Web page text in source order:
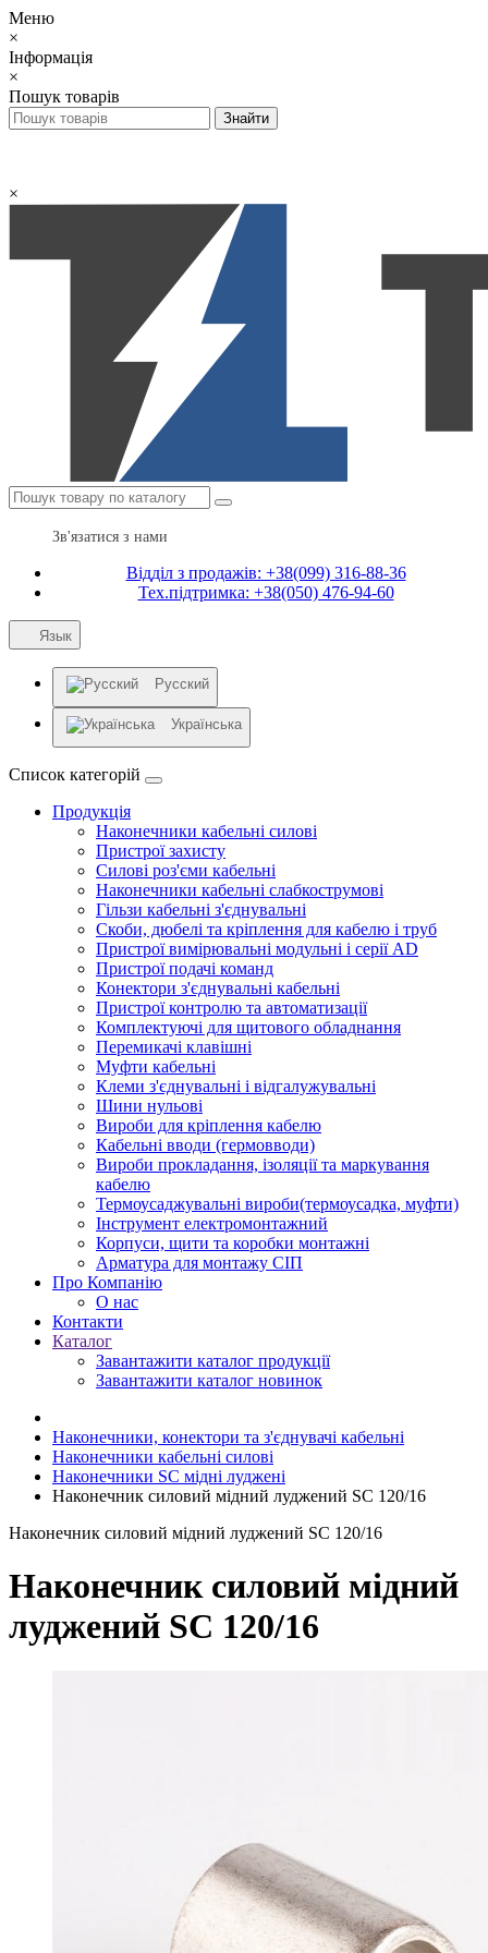
Меню
×
Інформація
×
Пошук товарів
×
Зв'язатися з нами
Відділ з продажів: +38(099) 316-88-36
Тех.підтримка: +38(050) 476-94-60
Язык
Русский
Українська
Список категорій
Продукція
Наконечники кабельні силові
Пристрої захисту
Силові роз'єми кабельні
Наконечники кабельні слабкострумові
Гільзи кабельні з'єднувальні
Скоби, дюбелі та кріплення для кабелю і труб
Пристрої вимірювальні модульні і серії AD
Пристрої подачі команд
Конектори з'єднувальні кабельні
Пристрої контролю та автоматизації
Комплектуючі для щитового обладнання
Перемикачі клавішні
Муфти кабельні
Клеми з'єднувальні і відгалужувальні
Шини нульові
Вироби для кріплення кабелю
Кабельні вводи (гермовводи)
Вироби прокладання, iзоляції та маркування
кабелю
Термоусаджувальні вироби(термоусадка, муфти)
Інструмент електромонтажний
Корпуси, щити та коробки монтажні
Арматура для монтажу СІП
Про Компанію
О нас
Контакти
Каталог
Завантажити каталог продукції
Завантажити каталог новинок
Наконечники, конектори та з'єднувачі кабельні
Наконечники кабельні силові
Наконечники SC мідні луджені
Наконечник силовий мідний луджений SC 120/16
Наконечник силовий мідний луджений SC 120/16
Наконечник силовий мідний
луджений SC 120/16